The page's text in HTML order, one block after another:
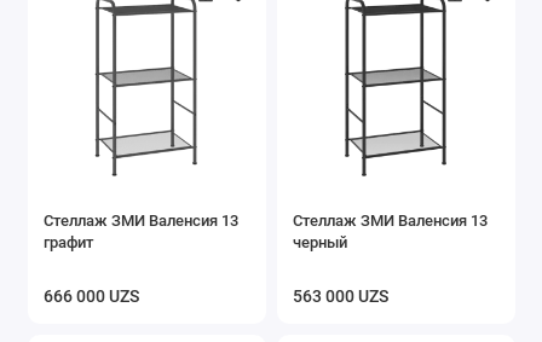
Стеллаж ЗМИ Валенсия 13
графит
666 000 UZS
Стеллаж ЗМИ Валенсия 13
черный
563 000 UZS